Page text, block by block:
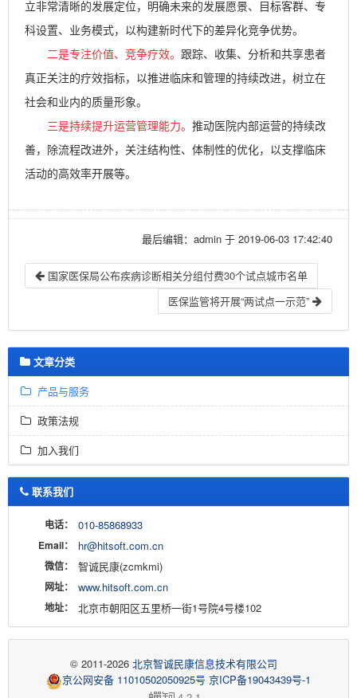
立非常清晰的发展定位，明确未来的发展愿景、目标客群、专
科设置、业务模式，以构建新时代下的差异化竞争优势。
二是专注价值、竞争疗效。 跟踪、收集、分析和共享患者
真正关注的疗效指标，以推进临床和管理的持续改进，树立在
社会和业内的质量形象。
三是持续提升运营管理能力。 推动医院内部运营的持续改
善，除流程改进外，关注结构性、体制性的优化，以支撑临床
活动的高效率开展等。
最后编辑：admin 于 2019-06-03 17:42:40
国家医保局公布疾病诊断相关分组付费30个试点城市名单
医保监管将开展“两试点一示范”
文章分类
产品与服务
政策法规
加入我们
联系我们
电话： 010-85868933
Email： hr@hitsoft.com.cn
微信： 智诚民康(zcmkmi)
网址： www.hitsoft.com.cn
地址： 北京市朝阳区五里桥一街1号院4号楼102
© 2011-2026 北京智诚民康信息技术有限公司
京公网安备 11010502050925号 京ICP备19043439号-1